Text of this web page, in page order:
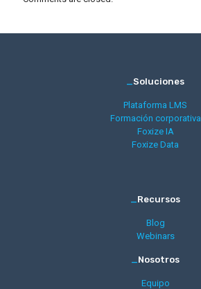
Soluciones
Plataforma LMS
Formación corporativa
Foxize IA
Foxize Data
Recursos
Blog
Webinars
Nosotros
Equipo